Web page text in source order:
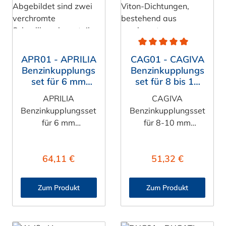
ist somit
kraftstoffbeständig.
ist für viele
verschiedene
passend.
von 5 von 5 Sternen
APR01 - APRILIA
Benzinkupplungs
set für 6 mm
Benzinschlauch,
beidseitig
Absperrventil,
Viton
APRILIA
Benzinkupplungsset
für 6 mm
Futura Das Aprilia
für 6 mm
Benzinschlauch
besteht aus: 1x
Tankkupplung
Regulärer Preis:
64,11 €
Zum Produkt
Durchschnittliche
CAG01 - CAGIVA
Benzinkupplungs
set für 8 bis 10
mm
Benzinschlauch,
beidseitig
Absperrventil,
CAGIVA
Benzinkupplungsset
für 8-10 mm
Benzinkupplungsset
Benzinschlauch
besteht aus: 1x
Tankkupplung
LCD10004V mit
Regulärer Preis:
51,32 €
Zum Produkt